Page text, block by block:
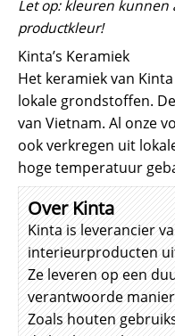
Let op: kleuren
productkleur!
Kinta’s Keramiek
Het keramiek van
lokale grondstoffen.
van Vietnam. Al onze
ook verkregen uit
hoge temperatuur
Over Kinta
Kinta is leverancier
interieurproducten
Ze leveren op een
verantwoorde
Zoals houten